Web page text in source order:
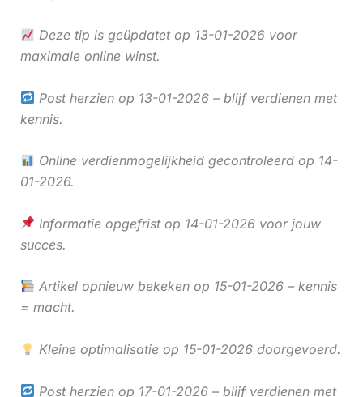
Deze tip is geüpdatet op 13-01-2026 voor
maximale online winst.
Post herzien op 13-01-2026 – blijf verdienen met
kennis.
Online verdienmogelijkheid gecontroleerd op 14-
01-2026.
Informatie opgefrist op 14-01-2026 voor jouw
succes.
Artikel opnieuw bekeken op 15-01-2026 – kennis
= macht.
Kleine optimalisatie op 15-01-2026 doorgevoerd.
Post herzien op 17-01-2026 – blijf verdienen met